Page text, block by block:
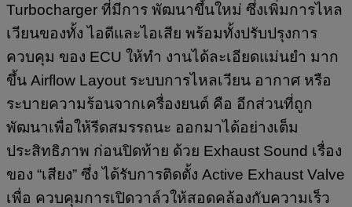
Turbocharger ที่มีการ พัฒนาขึ้นใหม่ ซึ่งเพิ่มการไหล
เวียนของทั้ง ไอดีและไอเสีย พร้อมทั้งปรับปรุงการ
ควบคุม ของ ECU ให้ทำ งานได้ละเอียดแม่นยำ มาก
ขึ้น Airflow Layout ระบบการไหลเวียน อากาศ หรือ
ระบายความร้อนจากเครื่องยนต์ คือ อีกส่วนที่ถูก
พัฒนาเพื่อให้รีดสมรรถนะ ออกมาได้อย่างเต็ม
ประสิทธิภาพ ก่อนปิดท้าย ด้วย Exhaust Sound เรื่อง
ของ “เสียง” ซึ่ง ได้รับการติดตั้ง Active Exhaust Valve
เพื่อ ควบคุมการเปิดวาล์วให้สอดคล้องกับความเร็ว